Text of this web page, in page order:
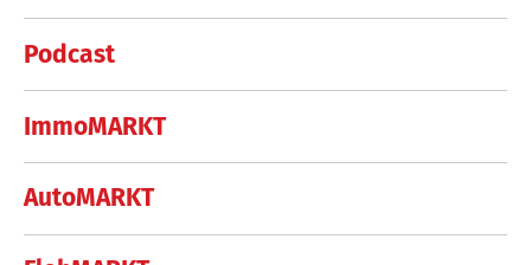
Podcast
ImmoMARKT
AutoMARKT